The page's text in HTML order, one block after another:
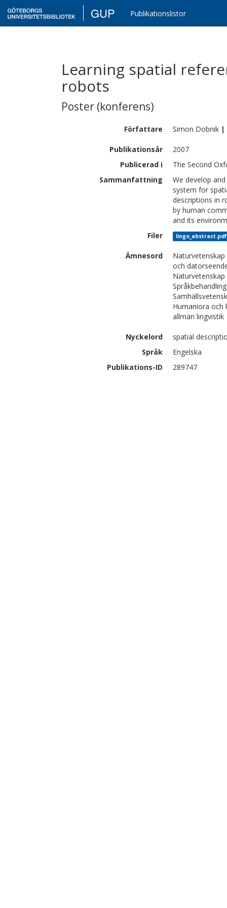
GUP Publikationslistor
Learning spatial
robots
Poster (konferens)
Författare Simon Dobnik |
Publikationsår
2007
Publicerad i
The Second
Sammanfattning
We develop
system for
descriptions in
by human
and its
Filer
lingo_abstract.pdf
Ämnesord
och
Humaniora och
allmän lingvistik
Nyckelord
spatial
Språk
Engelska
Publikations-ID
289747